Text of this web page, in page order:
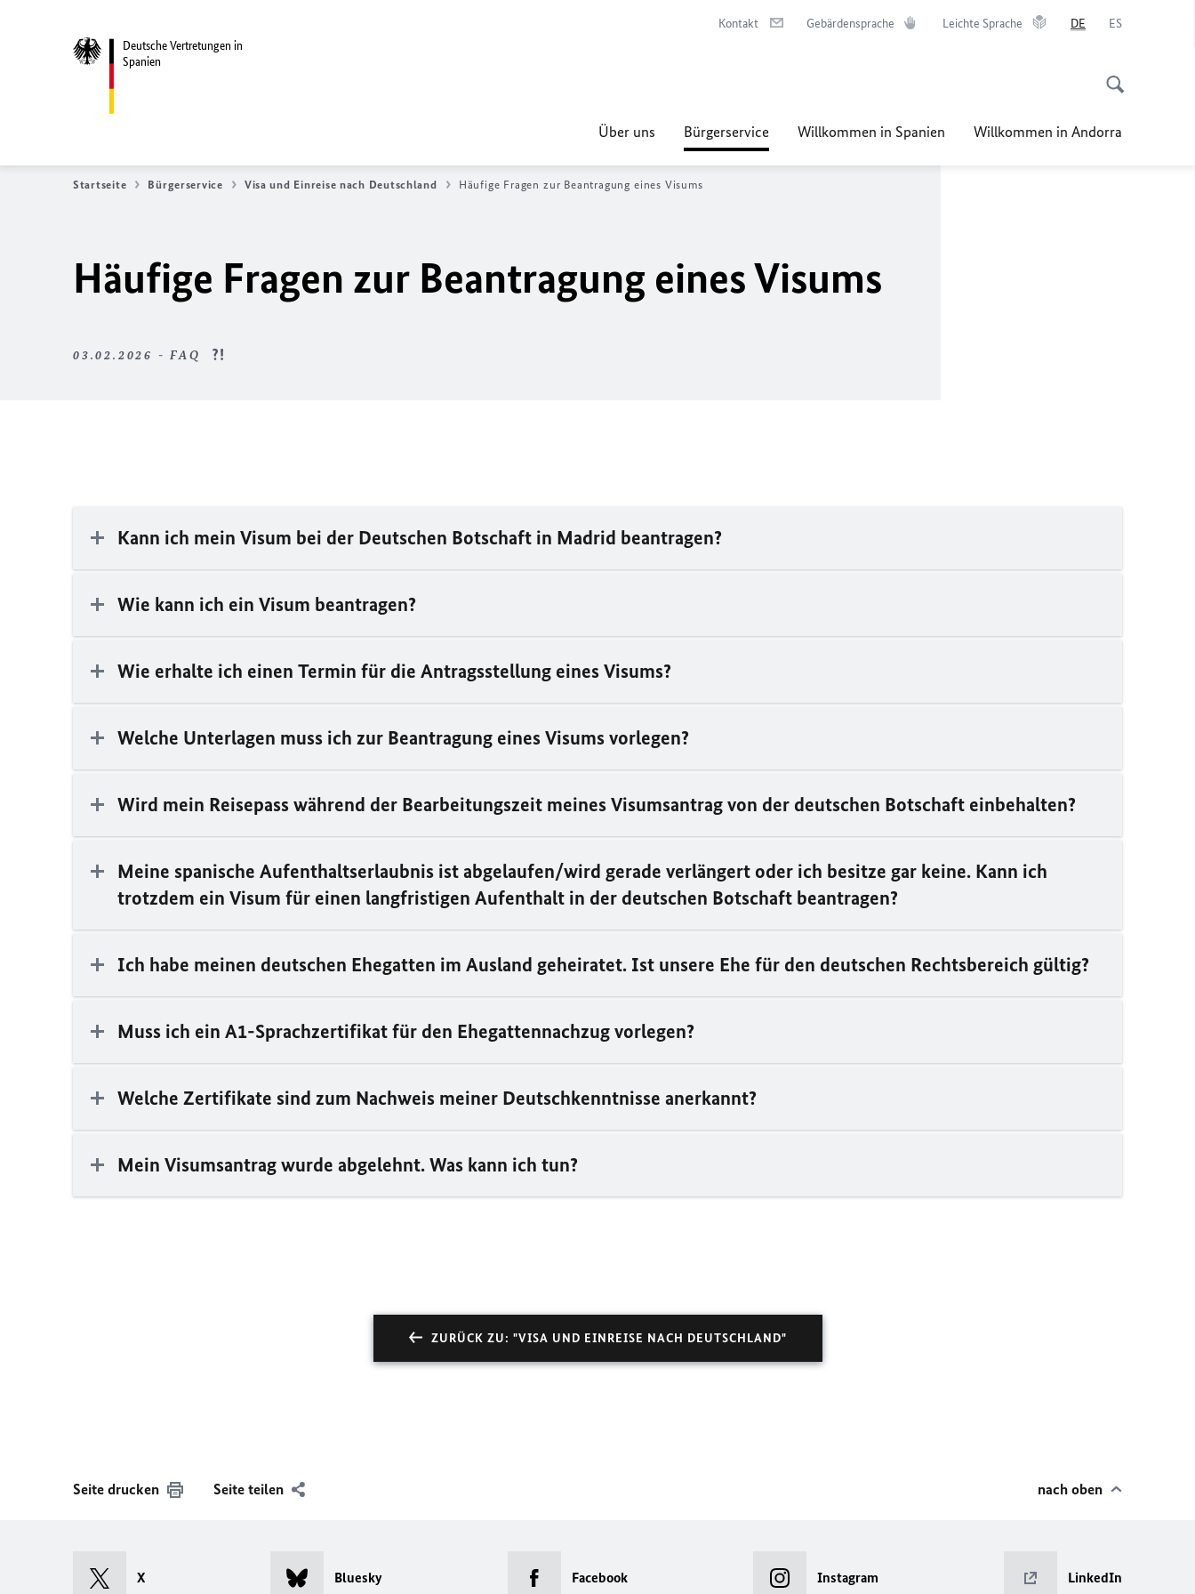
Deutsche Vertretungen in
Spanien
Kontakt Gebärdensprache Leichte Sprache DE ES
Über uns Bürgerservice Willkommen in Spanien Willkommen in Andorra
Startseite Bürgerservice Visa und Einreise nach Deutschland Häufige Fragen zur Beantragung eines Visums
Häufige Fragen zur Beantragung eines Visums
03.02.2026 - FAQ
Kann ich mein Visum bei der Deutschen Botschaft in Madrid beantragen?
Wie kann ich ein Visum beantragen?
Wie erhalte ich einen Termin für die Antragsstellung eines Visums?
Welche Unterlagen muss ich zur Beantragung eines Visums vorlegen?
Wird mein Reisepass während der Bearbeitungszeit meines Visumsantrag von der deutschen Botschaft einbehalten?
Meine spanische Aufenthaltserlaubnis ist abgelaufen/wird gerade verlängert oder ich besitze gar keine. Kann ich
trotzdem ein Visum für einen langfristigen Aufenthalt in der deutschen Botschaft beantragen?
Ich habe meinen deutschen Ehegatten im Ausland geheiratet. Ist unsere Ehe für den deutschen Rechtsbereich gültig?
Muss ich ein A1-Sprachzertifikat für den Ehegattennachzug vorlegen?
Welche Zertifikate sind zum Nachweis meiner Deutschkenntnisse anerkannt?
Mein Visumsantrag wurde abgelehnt. Was kann ich tun?
ZURÜCK ZU: "VISA UND EINREISE NACH DEUTSCHLAND"
Seite drucken Seite teilen nach oben
X Bluesky Facebook Instagram LinkedIn